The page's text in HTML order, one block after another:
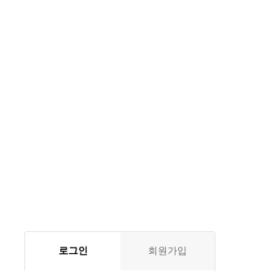
로그인 회원가입